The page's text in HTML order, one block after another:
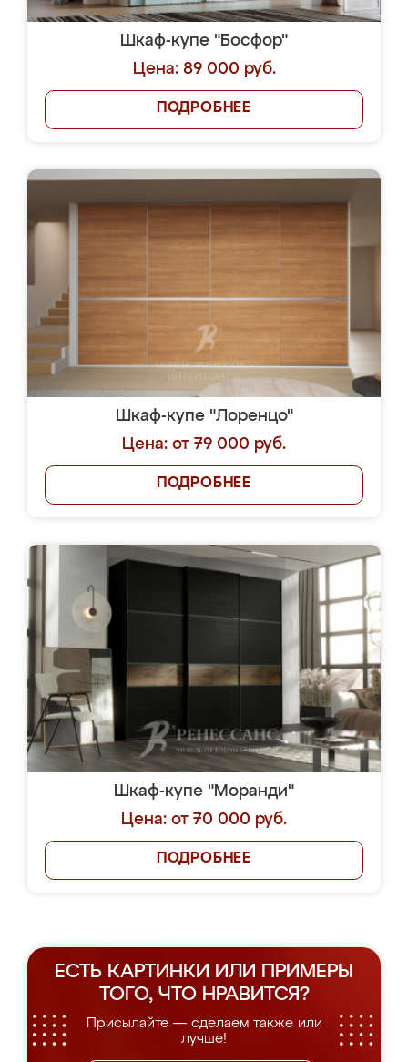
Шкаф-купе "Босфор"
Цена: 89 000 руб.
ПОДРОБНЕЕ
Шкаф-купе "Лоренцо"
Цена: от 79 000 руб.
ПОДРОБНЕЕ
Шкаф-купе "Моранди"
Цена: от 70 000 руб.
ПОДРОБНЕЕ
ЕСТЬ КАРТИНКИ ИЛИ ПРИМЕРЫ
ТОГО, ЧТО НРАВИТСЯ?
Присылайте — сделаем также или
лучше!